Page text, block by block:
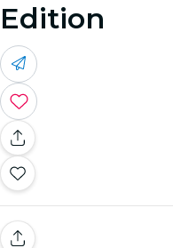
Edition